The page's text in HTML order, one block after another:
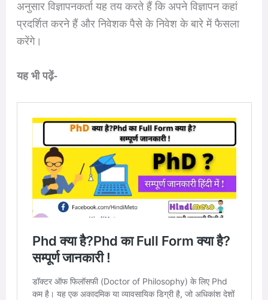
अनुसार विज्ञापनकर्ता यह तय करते हैं कि अपने विज्ञापन कहां
प्रदर्शित करने हैं और निवेशक पैसे के निवेश के बारे में फैसला
करेंगे।
यह भी पढ़ें-